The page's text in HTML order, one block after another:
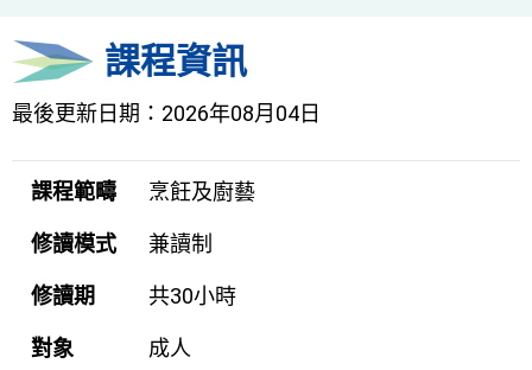
課程資訊
最後更新日期：2026年08月04日
課程範疇 烹飪及廚藝
修讀模式 兼讀制
修讀期 共30小時
對象 成人